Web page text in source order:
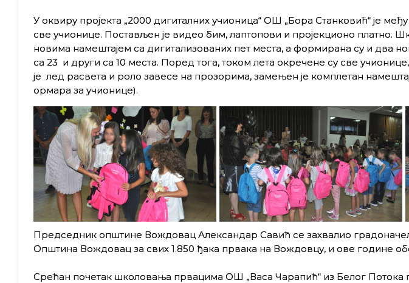
У оквиру пројекта „2000 дигиталних учионица“ ОШ „Бора Станковић“ је
све учионице. Постављен је видео бим, лаптопови и пројекционо платно.
новима намештајем са дигитализованих пет места, а формирана су и два
са 23 и други са 10 места. Поред тога, током лета окречене су све
је лед расвета и роло завесе на прозорима, замењен је комплетан
ормара за учионице).
Председник општине Вождовац Александар Савић се захвалио
Општина Вождовац за свих 1.850 ђака првака на Вождовцу, и ове године
Срећан почетак школовања првацима ОШ „Васа Чарапић“ из Белог Потока